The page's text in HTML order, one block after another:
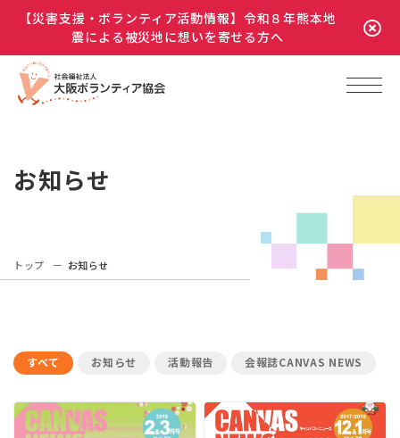
【災害支援・ボランティア活動情報】令和８年熊本地
震による被災地に想いを寄せる方へ
お知らせ
トップ お知らせ
すべて お知らせ 活動報告 会報誌CANVAS NEWS